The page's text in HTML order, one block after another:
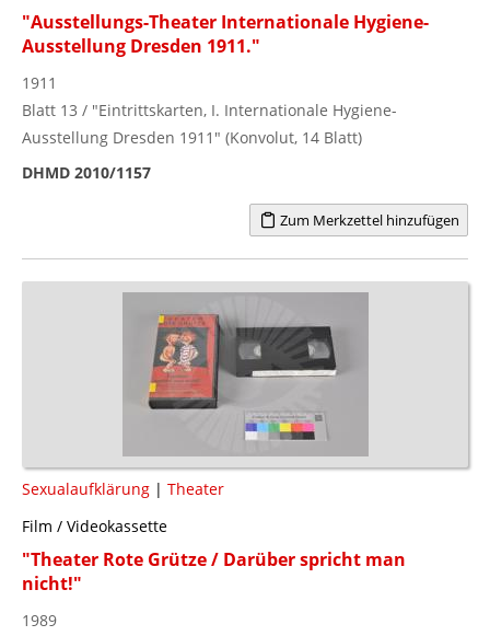
"Ausstellungs-Theater Internationale Hygiene-
Ausstellung Dresden 1911."
1911
Blatt 13 / "Eintrittskarten, I. Internationale Hygiene-
Ausstellung Dresden 1911" (Konvolut, 14 Blatt)
DHMD 2010/1157
Zum Merkzettel hinzufügen
Sexualaufklärung | Theater
Film / Videokassette
"Theater Rote Grütze / Darüber spricht man
nicht!"
1989